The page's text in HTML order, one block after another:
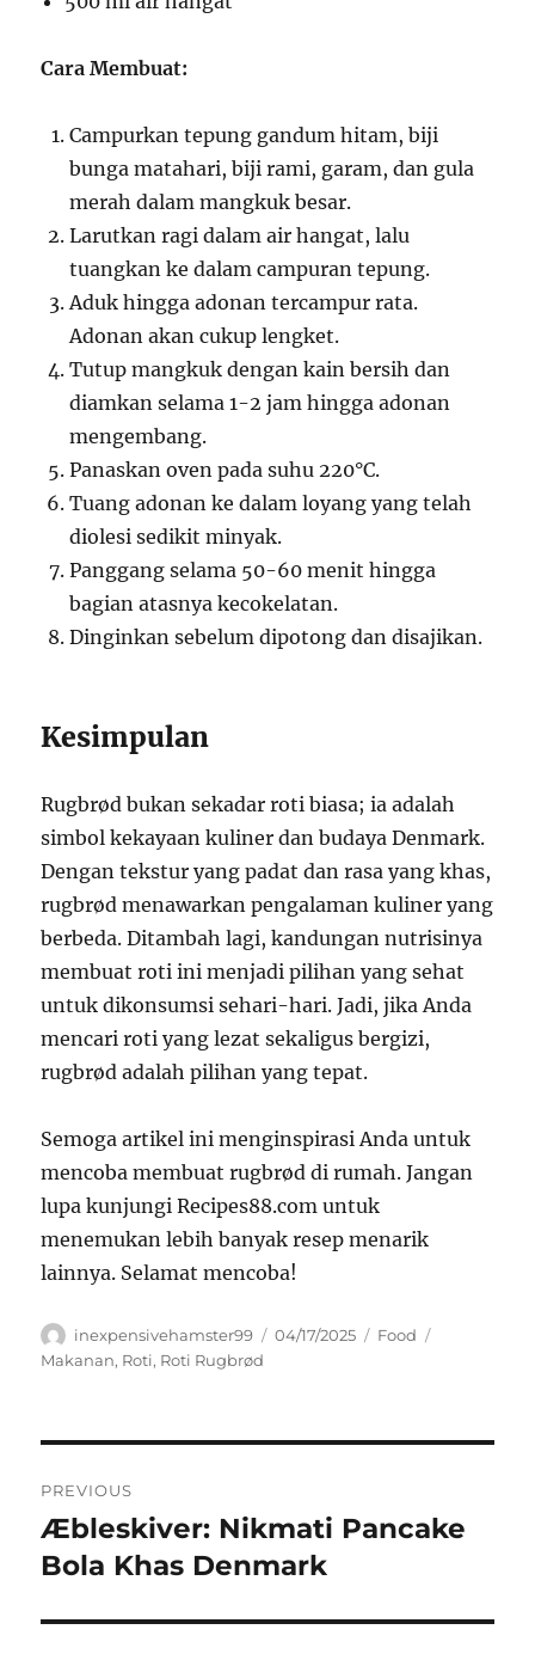
Cara Membuat:
Campurkan tepung gandum hitam, biji
bunga matahari, biji rami, garam, dan gula
merah dalam mangkuk besar.
Larutkan ragi dalam air hangat, lalu
tuangkan ke dalam campuran tepung.
Aduk hingga adonan tercampur rata.
Adonan akan cukup lengket.
Tutup mangkuk dengan kain bersih dan
diamkan selama 1-2 jam hingga adonan
mengembang.
Panaskan oven pada suhu 220°C.
Tuang adonan ke dalam loyang yang telah
diolesi sedikit minyak.
Panggang selama 50-60 menit hingga
bagian atasnya kecokelatan.
Dinginkan sebelum dipotong dan disajikan.
Kesimpulan
Rugbrød bukan sekadar roti biasa; ia adalah
simbol kekayaan kuliner dan budaya Denmark.
Dengan tekstur yang padat dan rasa yang khas,
rugbrød menawarkan pengalaman kuliner yang
berbeda. Ditambah lagi, kandungan nutrisinya
membuat roti ini menjadi pilihan yang sehat
untuk dikonsumsi sehari-hari. Jadi, jika Anda
mencari roti yang lezat sekaligus bergizi,
rugbrød adalah pilihan yang tepat.
Semoga artikel ini menginspirasi Anda untuk
mencoba membuat rugbrød di rumah. Jangan
lupa kunjungi Recipes88.com untuk
menemukan lebih banyak resep menarik
lainnya. Selamat mencoba!
Author
inexpensivehamster99
Posted
04/17/2025 Categories
Food
Makanan, Roti, Roti Rugbrød
pos
PREVIOUS
Previous
post:
Æbleskiver: Nikmati Pancake
Bola Khas Denmark